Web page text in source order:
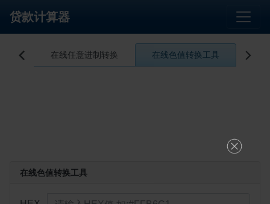
贷款计算器

在线Native/Asscii编码互转 在线任意进制转换 在线色值转换工具 在线

在线色值转换工具